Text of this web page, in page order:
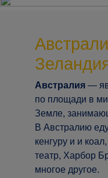
Австралия —
по площади в
Земле,
В Австралию
кенгуру и и
театр, Харбор
многое другое.